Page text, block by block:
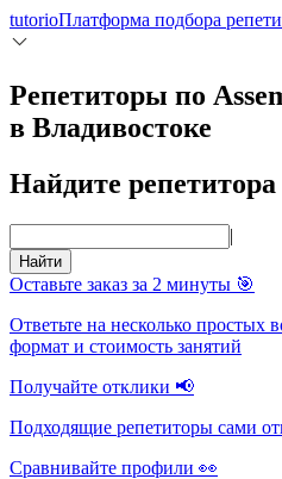
tutorioПлатформа подбора
Репетиторы по
в Владивостоке
Найдите
|
Найти
Оставьте заказ за 2 минуты 🎯
Ответьте на несколько простых
формат и стоимость занятий
Получайте отклики 📢
Подходящие репетиторы сами
Сравнивайте профили 👀